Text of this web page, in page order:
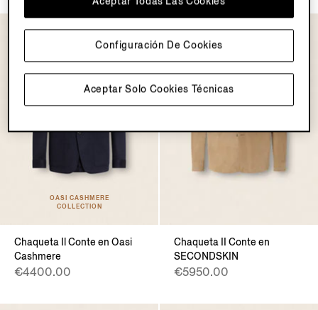
OASI CASHMERE
COLLECTION
Chaqueta Il Conte en Oasi
Cashmere
€4400.00
Chaqueta II Conte en
SECONDSKIN
€5950.00
Aceptar Solo Cookies Técnicas
Configuración De Cookies